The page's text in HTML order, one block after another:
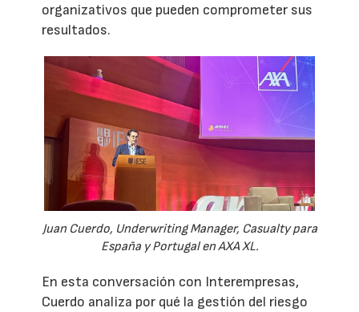
organizativos que pueden comprometer sus
resultados.
Juan Cuerdo, Underwriting Manager, Casualty para
España y Portugal en AXA XL.
En esta conversación con Interempresas,
Cuerdo analiza por qué la gestión del riesgo